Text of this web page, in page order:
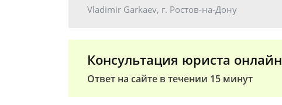
Vladimir Garkaev, г. Ростов-на-Дону
Консультация юриста онлайн
Ответ на сайте в течении 15 минут